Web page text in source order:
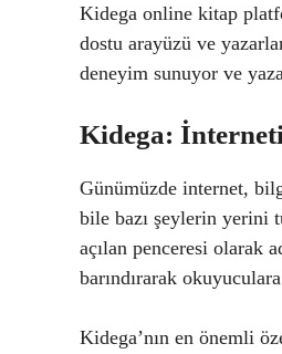
Kidega online kitap
dostu arayüzü ve
deneyim sunuyor ve
Kidega:
Günümüzde internet,
bile bazı şeylerin yerini
açılan penceresi olarak
barındırarak
Kidega’nın en önemli